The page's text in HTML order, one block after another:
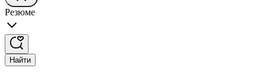
Резюме
Найти